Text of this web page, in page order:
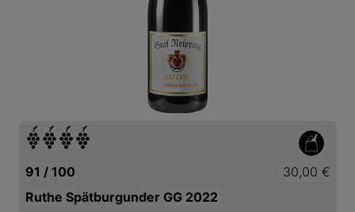
91 / 100
30,00 €
Ruthe Spätburgunder GG 2022